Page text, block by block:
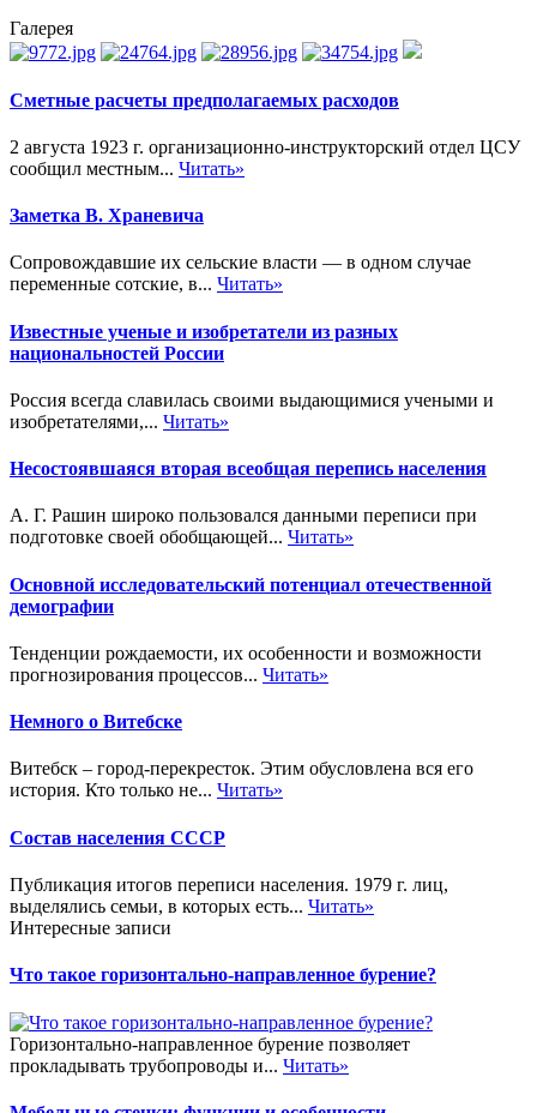
Галерея
Сметные расчеты предполагаемых расходов
2 августа 1923 г. организационно-инструкторский отдел ЦСУ
сообщил местным... Читать»
Заметка В. Храневича
Сопровождавшие их сельские власти — в одном случае
переменные сотские, в... Читать»
Известные ученые и изобретатели из разных
национальностей России
Россия всегда славилась своими выдающимися учеными и
изобретателями,... Читать»
Несостоявшаяся вторая всеобщая перепись населения
А. Г. Рашин широко пользовался данными переписи при
подготовке своей обобщающей... Читать»
Основной исследовательский потенциал отечественной
демографии
Тенденции рождаемости, их особенности и возможности
прогнозирования процессов... Читать»
Немного о Витебске
Витебск – город-перекресток. Этим обусловлена вся его
история. Кто только не... Читать»
Состав населения СССР
Публикация итогов переписи населения. 1979 г. лиц,
выделялись семьи, в которых есть... Читать»
Интересные записи
Что такое горизонтально-направленное бурение?
Горизонтально-направленное бурение позволяет
прокладывать трубопроводы и... Читать»